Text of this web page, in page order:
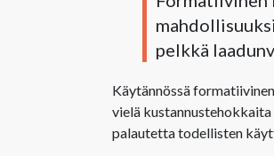
pelkkä
Käytännössä
vielä
palautetta todellisten